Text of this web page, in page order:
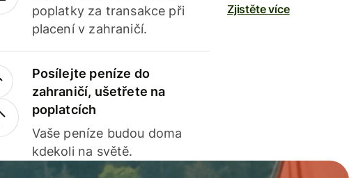
poplatky za transakce při
placení v zahraničí.
Posílejte peníze do
zahraničí, ušetřete na
poplatcích
Vaše peníze budou doma
kdekoli na světě.
Zjistěte více